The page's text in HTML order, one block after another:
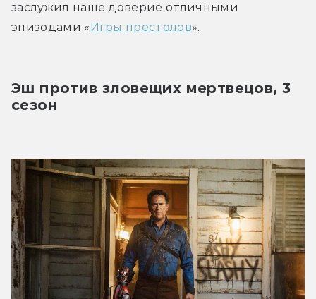
заслужил наше доверие отличными
эпизодами «Игры престолов».
Эш против зловещих мертвецов, 3
сезон